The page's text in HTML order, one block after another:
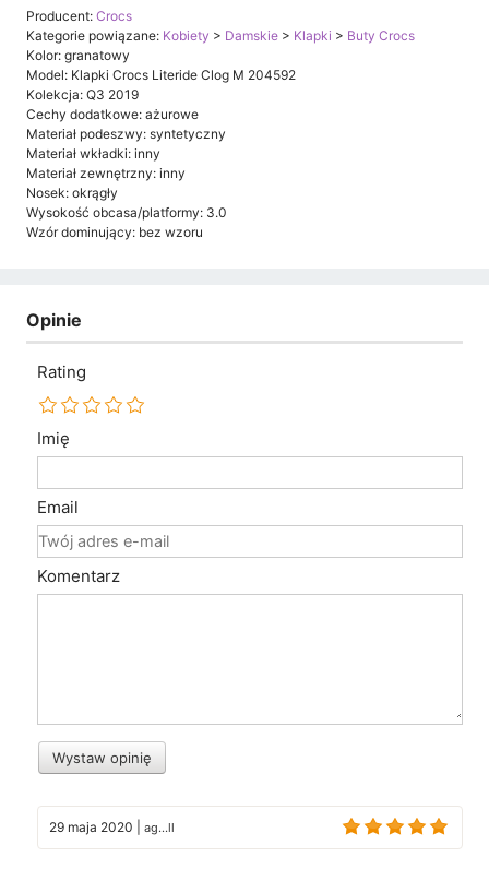
Producent: Crocs
Kategorie powiązane: Kobiety > Damskie > Klapki > Buty Crocs
Kolor: granatowy
Model: Klapki Crocs Literide Clog M 204592
Kolekcja: Q3 2019
Cechy dodatkowe: ażurowe
Materiał podeszwy: syntetyczny
Materiał wkładki: inny
Materiał zewnętrzny: inny
Nosek: okrągły
Wysokość obcasa/platformy: 3.0
Wzór dominujący: bez wzoru
Opinie
Rating
Imię
Email
Komentarz
Wystaw opinię
29 maja 2020 ag...ll